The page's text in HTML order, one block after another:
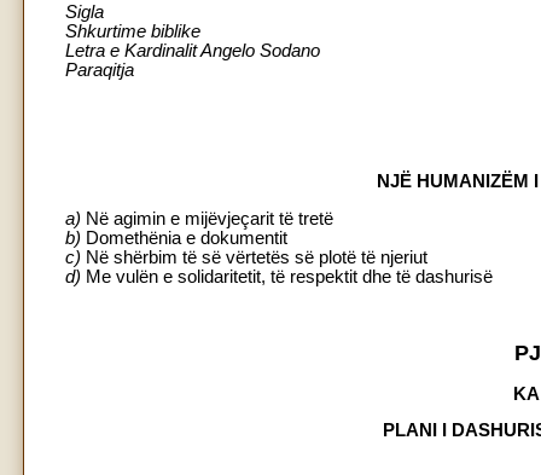
Sigla
Shkurtime biblike
Letra e Kardinalit Angelo Sodano
Paraqitja
NJË HUMANIZËM
a) Në agimin e mijëvjeçarit të tretë
b) Domethënia e dokumentit
c) Në shërbim të së vërtetës së plotë të njeriut
d) Me vulën e solidaritetit, të respektit dhe të dashurisë
PLANI I